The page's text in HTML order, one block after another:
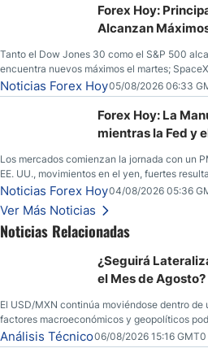
Forex Hoy:
Alcanzan
Tanto el Dow Jones 30 como el S&P 500
encuentra nuevos máximos el martes;
llamadas de ganancias; el petróleo crudo cae
esperanzas; el dólar estadounidense
yen; el peso mexicano ve un repunte a
Noticias Forex Hoy05/08/2026 06:33
Forex Hoy: La
mientras la Fed y
Los mercados comienzan la jornada con un
EE. UU., movimientos en el yen, fuertes
seguridad en Bitcoin y nuevas señales desde
Noticias Forex Hoy04/08/2026 05:36
Ver Más Noticias
Noticias Relacionadas
¿Seguirá
el Mes de Agosto?
El USD/MXN continúa moviéndose dentro
factores macroeconómicos y geopolíticos
dominado al mercado en las últimas semanas.
Análisis Técnico06/08/2026 15:16 GMT0